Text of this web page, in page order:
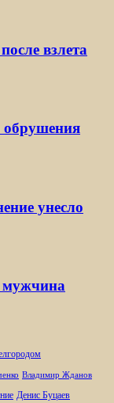
взлета
обрушения
унесло
мужчина
Владимир Жданов
Денис Буцаев